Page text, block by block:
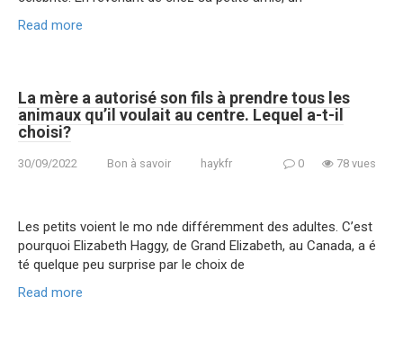
Read more
La mère a autorisé son fils à prendre tous les
animaux qu’il voulait au centre. Lequel a-t-il
choisi?
30/09/2022 Bon à savoir haykfr 0 78 vues
Les petits voient le mo nde différemment des adultes. C’est
pourquoi Elizabeth Haggy, de Grand Elizabeth, au Canada, a é
té quelque peu surprise par le choix de
Read more